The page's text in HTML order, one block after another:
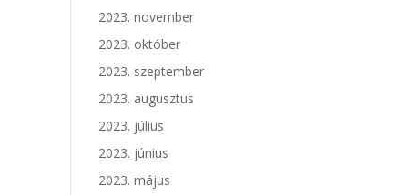
2023. november
2023. október
2023. szeptember
2023. augusztus
2023. július
2023. június
2023. május